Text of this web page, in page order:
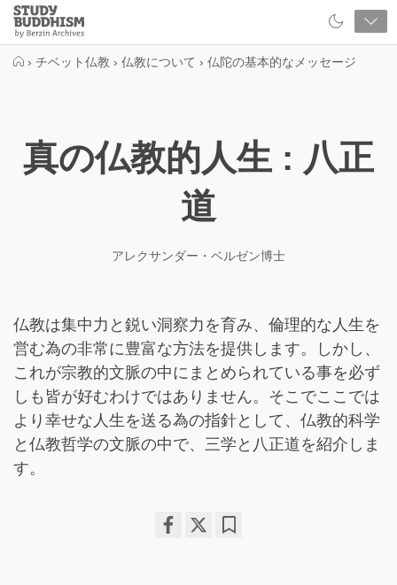
Close
Study
Buddhism
› チベット仏教 › 仏教について › 仏陀の基本的なメッセージ
真の仏教的人生 : 八正
道
アレクサンダー・ベルゼン博士
仏教は集中力と鋭い洞察力を育み、倫理的な人生を
営む為の非常に豊富な方法を提供します。しかし、
これが宗教的文脈の中にまとめられている事を必ず
しも皆が好むわけではありません。そこでここでは
より幸せな人生を送る為の指針として、仏教的科学
と仏教哲学の文脈の中で、三学と八正道を紹介しま
す。